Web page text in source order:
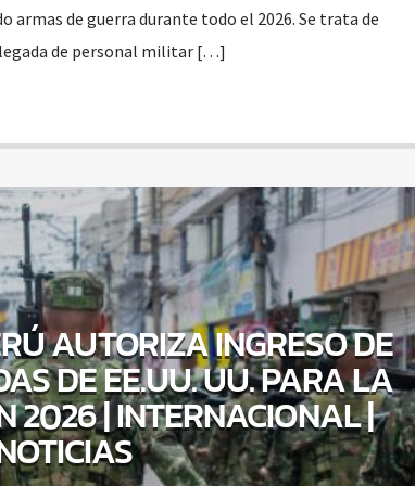
de guerra durante todo el 2026. Se trata de
de personal militar […]
AUTORIZA INGRESO DE
DE EE.UU. UU. PARA LA
2026 | INTERNACIONAL |